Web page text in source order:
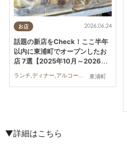
お店
東浦町
2026.06.24
話題の新店をCheck！ここ半年
以内に東浦町でオープンしたお
店 7選【2025年10月～2026年
▼詳細はこちら